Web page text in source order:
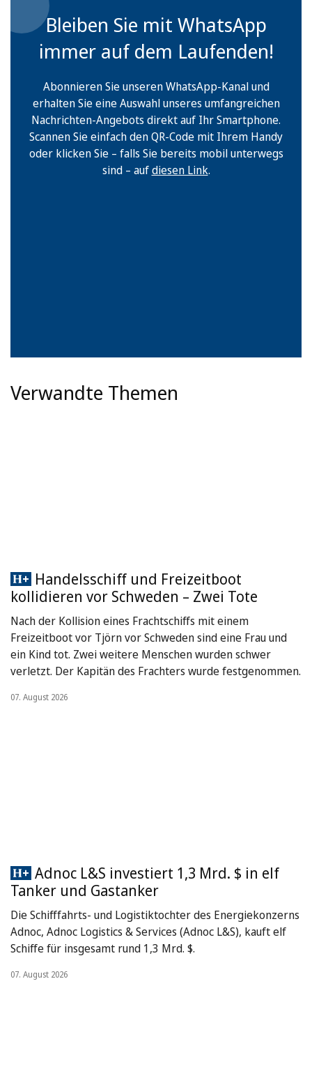
Bleiben Sie mit WhatsApp
immer auf dem Laufenden!
Abonnieren Sie unseren WhatsApp-Kanal und
erhalten Sie eine Auswahl unseres umfangreichen
Nachrichten-Angebots direkt auf Ihr Smartphone.
Scannen Sie einfach den QR-Code mit Ihrem Handy
oder klicken Sie – falls Sie bereits mobil unterwegs
sind – aufdiesen Link.
Verwandte Themen
Handelsschiff und Freizeitboot
kollidieren vor Schweden – Zwei Tote
Nach der Kollision eines Frachtschiffs mit einem
Freizeitboot vor Tjörn vor Schweden sind eine Frau und
ein Kind tot. Zwei weitere Menschen wurden schwer
verletzt. Der Kapitän des Frachters wurde festgenommen.
07. August 2026
Adnoc L&S investiert 1,3 Mrd. $ in elf
Tanker und Gastanker
Die Schifffahrts- und Logistiktochter des Energiekonzerns
Adnoc, Adnoc Logistics & Services (Adnoc L&S), kauft elf
Schiffe für insgesamt rund 1,3 Mrd. $.
07. August 2026